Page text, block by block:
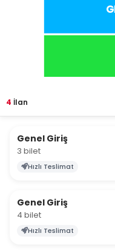
4 İlan
Genel Giriş
3 bilet
Hızlı Teslimat
Genel Giriş
4 bilet
Hızlı Teslimat